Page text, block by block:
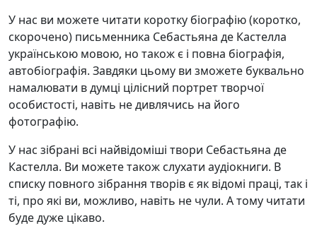
У нас ви можете читати коротку біографію (коротко,
скорочено) письменника Себастьяна де Кастелла
українською мовою, но також є і повна біографія,
автобіографія. Завдяки цьому ви зможете буквально
намалювати в думці цілісний портрет творчої
особистості, навіть не дивлячись на його
фотографію.
У нас зібрані всі найвідоміші твори Себастьяна де
Кастелла. Ви можете також слухати аудіокниги. В
списку повного зібрання творів є як відомі праці, так і
ті, про які ви, можливо, навіть не чули. А тому читати
буде дуже цікаво.